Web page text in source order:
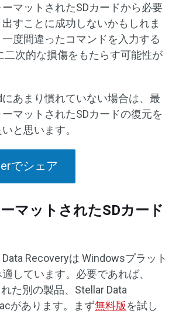
マットされたSDカードから必要
すことに成功しないかもしれま
度間違ったコマンドを入力する
二次的な損傷をもたらす可能性が
あまり慣れていない場合は、最
マットされたSDカードの復元を
と思います。
でシェア
マットされたSDカード
Recoveryは Windowsプラット
しています。必要であれば、
た別の製品、Stellar Data
があります。まず無料版を試し